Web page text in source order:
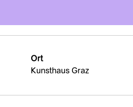
Ort
Kunsthaus Graz